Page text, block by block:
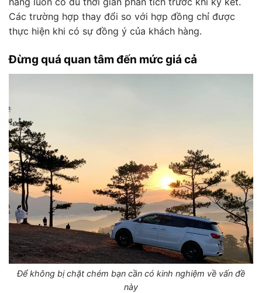
Các trường hợp thay đổi so với hợp đồng chỉ được
thực hiện khi có sự đồng ý của khách hàng.
Đừng quá quan tâm đến mức giá cả
Để không bị chặt chém bạn cần có kinh nghiệm về vấn đề
này